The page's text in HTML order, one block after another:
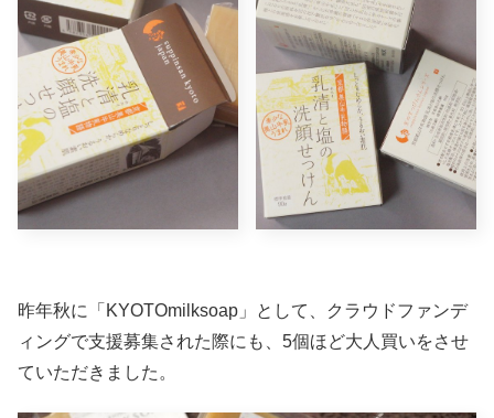
昨年秋に「KYOTOmilksoap」として、クラウドファンデ
ィングで支援募集された際にも、5個ほど大人買いをさせ
ていただきました。